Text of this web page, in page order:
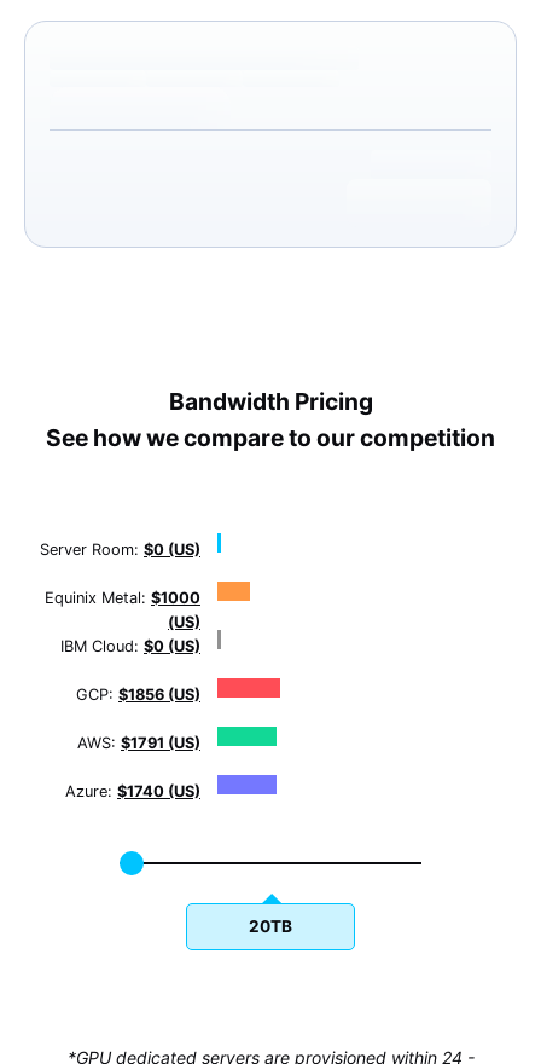
Bandwidth Pricing
See how we compare to our competition
Server Room: $0 (US)
Equinix Metal: $1000
(US)
IBM Cloud: $0 (US)
GCP: $1856 (US)
AWS: $1791 (US)
Azure: $1740 (US)
20TB
*GPU dedicated servers are provisioned within 24 -